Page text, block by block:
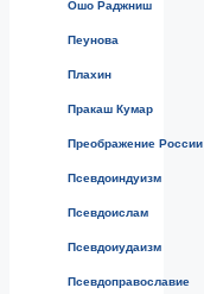
Ошо Раджниш
Пеунова
Плахин
Пракаш Кумар
Преображение России
Псевдоиндуизм
Псевдоислам
Псевдоиудаизм
Псевдоправославие